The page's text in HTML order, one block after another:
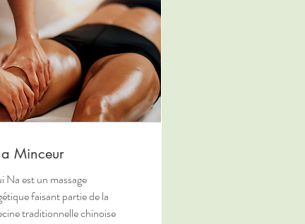
Minceur
Na est un massage
faisant partie de la
traditionnelle chinoise